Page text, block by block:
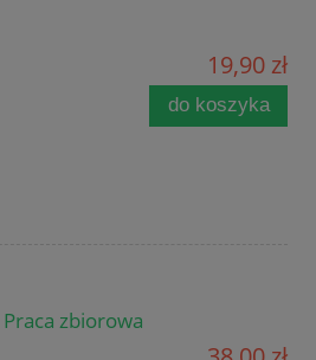
19,90 zł
do koszyka
zbiorowa